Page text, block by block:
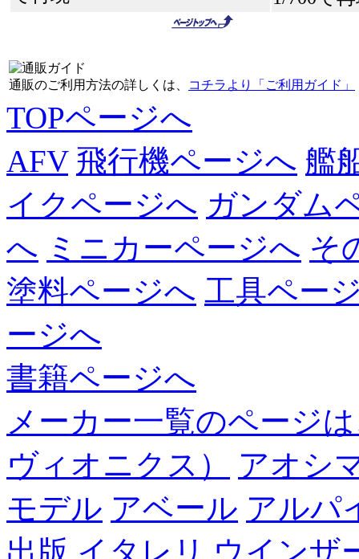
通販のご利用方法の詳しくは、 コチラより「ご利用ガイド」
TOPページへ
AFV 飛行機ページへ 艦
イクページへ ガンダム
へ ミニカーページへ そ
塗料ページへ 工具ペー
ージへ
書籍ページへ
メーカー一覧のページ
ヴィオニクス）
アオシ
モデル アベール アルパ
出版 イタレリ ウインザ